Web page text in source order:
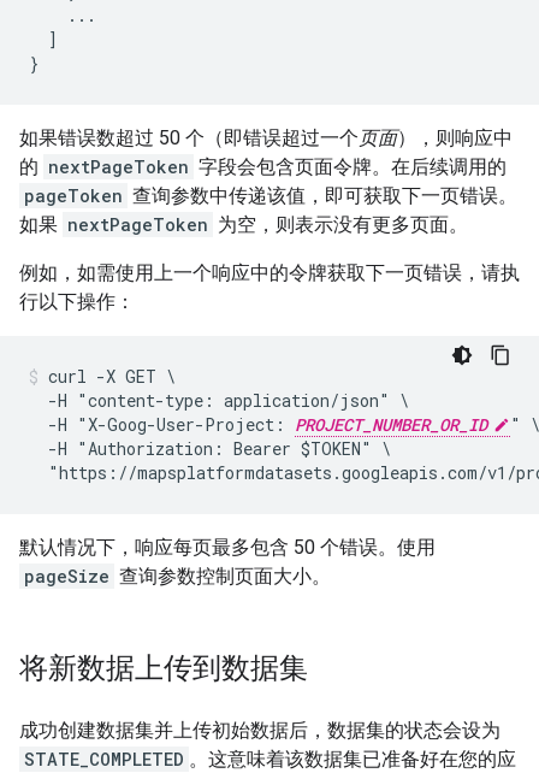
...
]
}
如果错误数超过 50 个（即错误超过一个 页面），则响应中
的 nextPageToken 字段会包含页面令牌。在后续调用的
pageToken 查询参数中传递该值，即可获取下一页错误。
如果 nextPageToken 为空，则表示没有更多页面。
例如，如需使用上一个响应中的令牌获取下一页错误，请执
行以下操作：
curl -X GET \
  -H "content-type: application/json" \
  -H "X-Goog-User-Project:
PROJECT_NUMBER_OR_ID
" \
  -H "Authorization: Bearer $TOKEN" \
"https://mapsplatformdatasets.googleapis.com/v1/
默认情况下，响应每页最多包含 50 个错误。使用
pageSize 查询参数控制页面大小。
将新数据上传到数据集
成功创建数据集并上传初始数据后，数据集的状态会设为
STATE_COMPLETED 。这意味着该数据集已准备好在您的应